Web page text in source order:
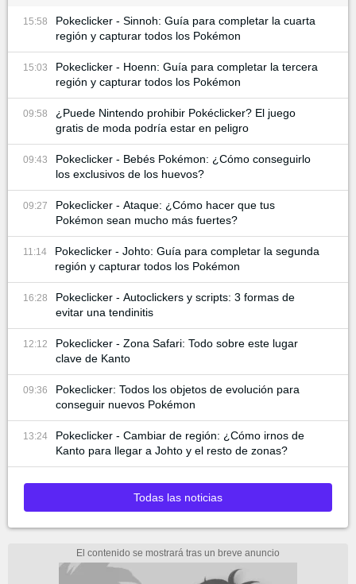
15:58
Pokeclicker - Sinnoh: Guía para completar la cuarta
región y capturar todos los Pokémon
15:03
Pokeclicker - Hoenn: Guía para completar la tercera
región y capturar todos los Pokémon
09:58
¿Puede Nintendo prohibir Pokéclicker? El juego
gratis de moda podría estar en peligro
09:43
Pokeclicker - Bebés Pokémon: ¿Cómo conseguirlo
los exclusivos de los huevos?
09:27
Pokeclicker - Ataque: ¿Cómo hacer que tus
Pokémon sean mucho más fuertes?
11:14
Pokeclicker - Johto: Guía para completar la segunda
región y capturar todos los Pokémon
16:28
Pokeclicker - Autoclickers y scripts: 3 formas de
evitar una tendinitis
12:12
Pokeclicker - Zona Safari: Todo sobre este lugar
clave de Kanto
09:36
Pokeclicker: Todos los objetos de evolución para
conseguir nuevos Pokémon
13:24
Pokeclicker - Cambiar de región: ¿Cómo irnos de
Kanto para llegar a Johto y el resto de zonas?
Todas las noticias